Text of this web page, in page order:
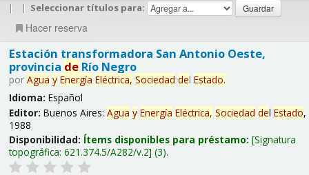
| | Seleccionar títulos para:
Hacer reserva
Estación transformadora San Antonio Oeste,
provincia deRío Negro
por Agua y Energía Eléctrica, Sociedad del Estado.
Idioma: Español
Editor: Buenos Aires: Agua y Energía Eléctrica, Sociedad del Estado,
1988
Disponibilidad: Ítems disponibles para préstamo: Signatura
topográfica: 621.374.5/A282/v.2 (3).